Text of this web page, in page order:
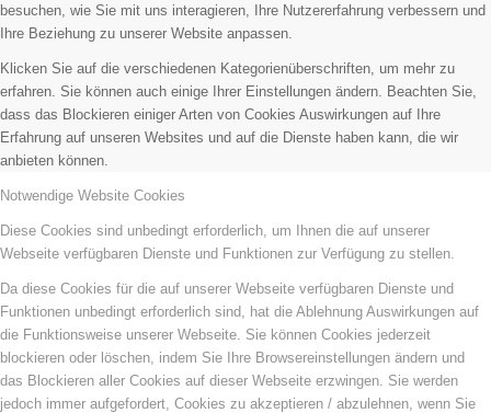
besuchen, wie Sie mit uns interagieren, Ihre Nutzererfahrung verbessern und
Ihre Beziehung zu unserer Website anpassen.
Klicken Sie auf die verschiedenen Kategorienüberschriften, um mehr zu
erfahren. Sie können auch einige Ihrer Einstellungen ändern. Beachten Sie,
dass das Blockieren einiger Arten von Cookies Auswirkungen auf Ihre
Erfahrung auf unseren Websites und auf die Dienste haben kann, die wir
anbieten können.
Notwendige Website Cookies
Diese Cookies sind unbedingt erforderlich, um Ihnen die auf unserer
Webseite verfügbaren Dienste und Funktionen zur Verfügung zu stellen.
Da diese Cookies für die auf unserer Webseite verfügbaren Dienste und
Funktionen unbedingt erforderlich sind, hat die Ablehnung Auswirkungen auf
die Funktionsweise unserer Webseite. Sie können Cookies jederzeit
blockieren oder löschen, indem Sie Ihre Browsereinstellungen ändern und
das Blockieren aller Cookies auf dieser Webseite erzwingen. Sie werden
jedoch immer aufgefordert, Cookies zu akzeptieren / abzulehnen, wenn Sie